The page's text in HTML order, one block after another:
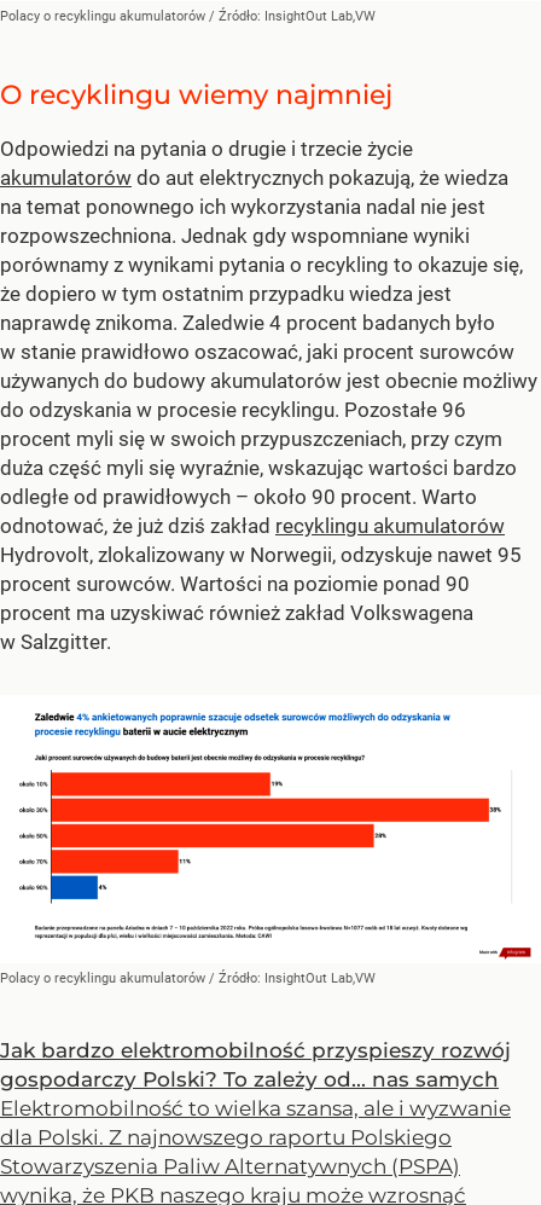
Polacy o recyklingu akumulatorów / Źródło: InsightOut Lab,VW
O recyklingu wiemy najmniej
Odpowiedzi na pytania o drugie i trzecie życie
akumulatorów do aut elektrycznych pokazują, że wiedza
na temat ponownego ich wykorzystania nadal nie jest
rozpowszechniona. Jednak gdy wspomniane wyniki
porównamy z wynikami pytania o recykling to okazuje się,
że dopiero w tym ostatnim przypadku wiedza jest
naprawdę znikoma. Zaledwie 4 procent badanych było
w stanie prawidłowo oszacować, jaki procent surowców
używanych do budowy akumulatorów jest obecnie możliwy
do odzyskania w procesie recyklingu. Pozostałe 96
procent myli się w swoich przypuszczeniach, przy czym
duża część myli się wyraźnie, wskazując wartości bardzo
odległe od prawidłowych – około 90 procent. Warto
odnotować, że już dziś zakład recyklingu akumulatorów
Hydrovolt, zlokalizowany w Norwegii, odzyskuje nawet 95
procent surowców. Wartości na poziomie ponad 90
procent ma uzyskiwać również zakład Volkswagena
w Salzgitter.
Polacy o recyklingu akumulatorów / Źródło: InsightOut Lab,VW
Jak bardzo elektromobilność przyspieszy rozwój
gospodarczy Polski? To zależy od... nas samych
Elektromobilność to wielka szansa, ale i wyzwanie
dla Polski. Z najnowszego raportu Polskiego
Stowarzyszenia Paliw Alternatywnych (PSPA)
wynika, że PKB naszego kraju może wzrosnąć